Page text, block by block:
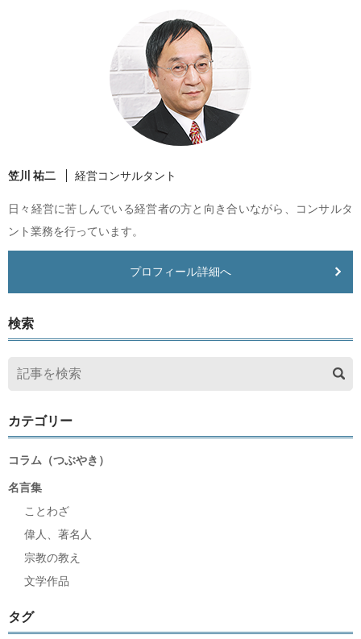
笠川 祐二 経営コンサルタント
日々経営に苦しんでいる経営者の方と向き合いながら、コンサルタ
ント業務を行っています。
プロフィール詳細へ
検索
カテゴリー
コラム（つぶやき）
名言集
ことわざ
偉人、著名人
宗教の教え
文学作品
タグ